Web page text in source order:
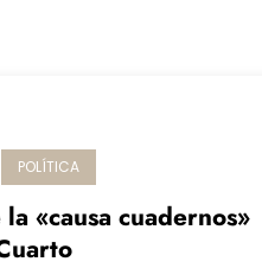
POLÍTICA
«causa cuadernos»